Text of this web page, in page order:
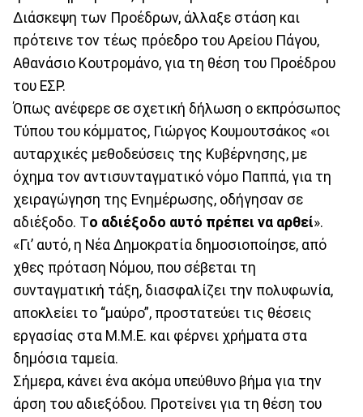
Διάσκεψη των Προέδρων, άλλαξε στάση και
πρότεινε τον τέως πρόεδρο του Αρείου Πάγου,
Αθανάσιο Κουτρομάνο, για τη θέση του Προέδρου
του ΕΣΡ.
Όπως ανέφερε σε σχετική δήλωση ο εκπρόσωπος
Τύπου του κόμματος, Γιώργος Κουμουτσάκος «οι
αυταρχικές μεθοδεύσεις της Κυβέρνησης, με
όχημα τον αντισυνταγματικό νόμο Παππά, για τη
χειραγώγηση της Ενημέρωσης, οδήγησαν σε
αδιέξοδο. Το αδιέξοδο αυτό πρέπει να αρθεί».
«Γι’ αυτό, η Νέα Δημοκρατία δημοσιοποίησε, από
χθες πρόταση Νόμου, που σέβεται τη
συνταγματική τάξη, διασφαλίζει την πολυφωνία,
αποκλείει το “μαύρο”, προστατεύει τις θέσεις
εργασίας στα Μ.Μ.Ε. και φέρνει χρήματα στα
δημόσια ταμεία.
Σήμερα, κάνει ένα ακόμα υπεύθυνο βήμα για την
άρση του αδιεξόδου. Προτείνει για τη θέση του